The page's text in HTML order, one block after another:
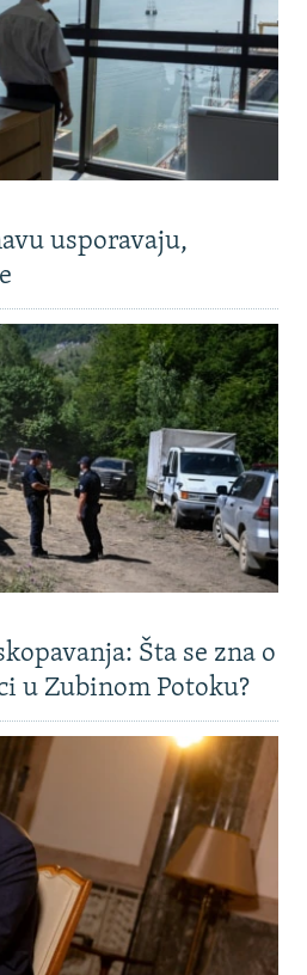
usporavaju,
Šta se zna o
u Zubinom Potoku?